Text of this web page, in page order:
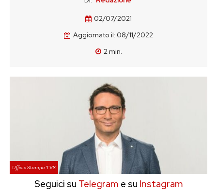
02/07/2021
Aggiornato il: 08/11/2022
2min.
Ufficio Stampa TV8
Seguici su Telegram e su Instagram